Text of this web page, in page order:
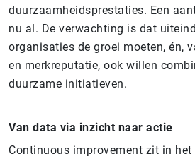
duurzaamheidsprestaties. Een
nu al. De verwachting is dat
organisaties de groei moeten, én,
en merkreputatie, ook willen
duurzame initiatieven.
Van data via inzicht naar actie
Continuous improvement zit in het